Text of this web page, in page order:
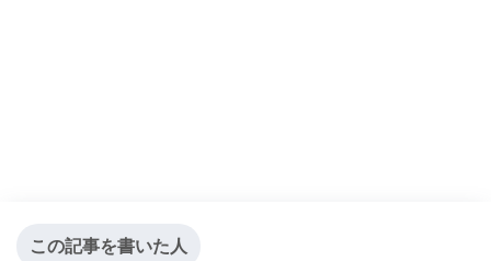
この記事を書いた人